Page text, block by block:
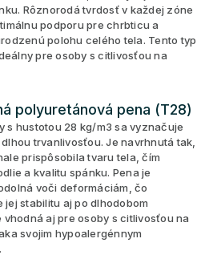
Rôznorodá tvrdosť v každej zóne
podporu pre chrbticu a
polohu celého tela. Tento typ
pre osoby s citlivosťou na
polyuretánová pena (T28)
s hustotou 28 kg/m3 sa vyznačuje
trvanlivosťou. Je navrhnutá tak,
prispôsobila tvaru tela, čím
a kvalitu spánku. Pena je
voči deformáciám, čo
jej stabilitu aj po dlhodobom
vhodná aj pre osoby s citlivosťou na
svojim hypoalergénnym